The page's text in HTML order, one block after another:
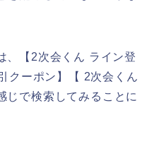
、【2次会くん ライン登
クーポン】【 2次会くん
じで検索してみることに